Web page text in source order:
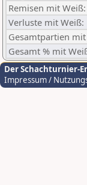
Remisen mit Weiß:
Verluste mit Weiß:
Gesamtpartien
Gesamt % mit
Der Schachturnier-
Impressum /